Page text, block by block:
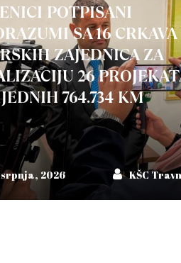
POTPISANI
SA 16
ZAJEDNICA ZA
26
764.734 KM
srpnja, 2026 KŠC